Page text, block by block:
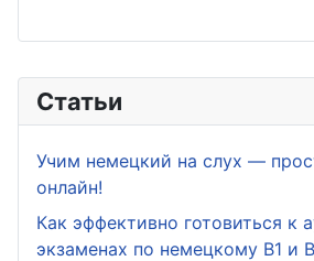
Статьи
Учим немецкий на слух —
онлайн!
Как эффективно готовиться к
экзаменах по немецкому B1 и